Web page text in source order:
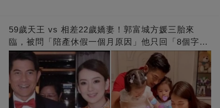
59歲天王 vs 相差22歲嬌妻！郭富城方媛三胎來
臨，被問「陪產休假一個月原因」他只回「8個字」
被贊爆